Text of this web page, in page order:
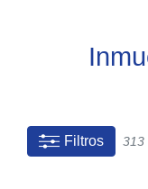
Filtros 313